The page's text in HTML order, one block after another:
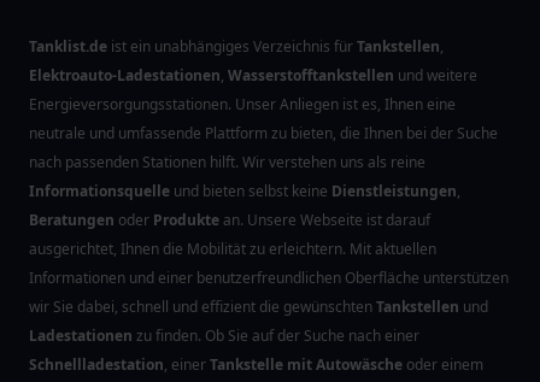
Tanklist.de ist ein unabhängiges Verzeichnis fürTankstellen,
Elektroauto-Ladestationen, Wasserstofftankstellen und weitere
Energieversorgungsstationen. Unser Anliegen ist es, Ihnen eine
neutrale und umfassende Plattform zu bieten, die Ihnen bei der Suche
nach passenden Stationen hilft. Wir verstehen uns als reine
Informationsquelle und bieten selbst keine Dienstleistungen,
Beratungen oder Produkte an. Unsere Webseite ist darauf
ausgerichtet, Ihnen die Mobilität zu erleichtern. Mit aktuellen
Informationen und einer benutzerfreundlichen Oberfläche unterstützen
wir Sie dabei, schnell und effizient die gewünschtenTankstellen und
Ladestationen zu finden. Ob Sie auf der Suche nach einer
Schnellladestation, einerTankstelle mit Autowäsche oder einem